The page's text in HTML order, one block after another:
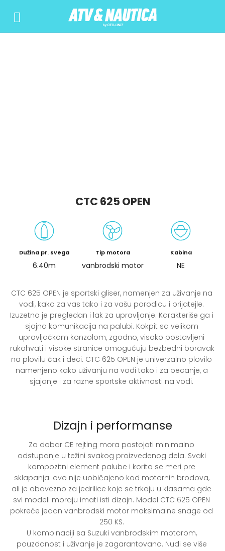
CTC 625 OPEN
Dužina pr. svega
6.40m
Tip motora
vanbrodski motor
Kabina
NE
CTC 625 OPEN je sportski gliser, namenjen za uživanje na
vodi, kako za vas tako i za vašu porodicu i prijatejle.
Izuzetno je pregledan i lak za upravljanje. Karakteriše ga i
sjajna komunikacija na palubi. Kokpit sa velikom
upravljačkom konzolom, zgodno, visoko postavljeni
rukohvati i visoke stranice omogućuju bezbedni boravak
na plovilu čak i deci. CTC 625 OPEN je univerzalno plovilo
namenjeno kako uživanju na vodi tako i za pecanje, a
sjajanje i za razne sportske aktivnosti na vodi.
Dizajn i performanse
Za dobar CE rejting mora postojati minimalno
odstupanje u težini svakog proizvedenog dela. Svaki
kompozitni element palube i korita se meri pre
sklapanja. ovo nije uobičajeno kod motornih brodova,
ali je obavezno za jedrilice koje se trkaju u klasama gde
svi modeli moraju imati isti dizajn. Model CTC 625 OPEN
pokreće jedan vanbrodski motor maksimalne snage od
250 KS.
U kombinaciji sa Suzuki vanbrodskim motorom,
pouzdanost i uživanje je zagarantovano. Nudi se više